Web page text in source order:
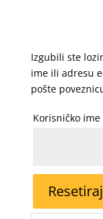
Izgubili ste
ime ili adresu
pošte
Korisničko